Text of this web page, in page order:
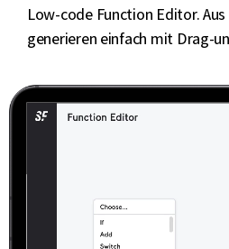
Low-code Function Editor.
generieren einfach mit Drag-